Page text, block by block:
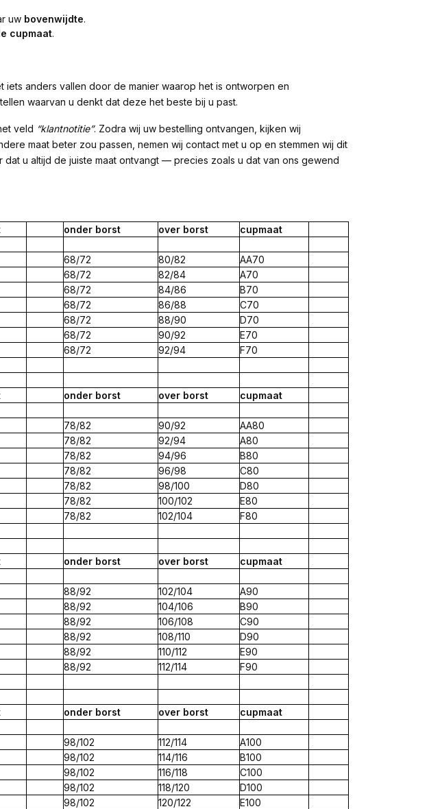
uw bovenwijdte.
cupmaat.
iets anders vallen door de manier waarop het is ontworpen en
waarvan u denkt dat deze het beste bij u past.
veld “klantnotitie”. Zodra wij uw bestelling ontvangen, kijken wij
maat beter zou passen, nemen wij contact met u op en stemmen wij dit
dat u altijd de juiste maat ontvangt — precies zoals u dat van ons gewend
onder borst over borst cupmaat
68/72 80/82
AA70
68/72 82/84
A70
68/72 84/86
B70
68/72 86/88
C70
68/72 88/90
D70
68/72 90/92
E70
68/72
92/94 F70
onder borst over borst cupmaat
78/82 90/92
AA80
78/82 92/94
A80
78/82 94/96
B80
78/82 96/98
C80
78/82 98/100
D80
78/82 100/102
E80
78/82 102/104 F80
onder borst over borst cupmaat
88/92 102/104
A90
88/92 104/106
B90
88/92 106/108
C90
88/92 108/110
D90
88/92 110/112
E90
88/92 112/114 F90
onder borst over borst cupmaat
98/102 112/114
A100
98/102 114/116
B100
98/102 116/118
C100
98/102 118/120
D100
98/102 120/122
E100